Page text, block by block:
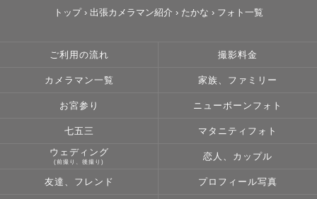
トップ› 出張カメラマン紹介 › たかな › フォト一覧
ご利用の流れ 撮影料金
カメラマン一覧 家族、ファミリー
お宮参り ニューボーンフォト
七五三 マタニティフォト
ウェディング
(前撮り、後撮り)
恋人、カップル
友達、フレンド プロフィール写真